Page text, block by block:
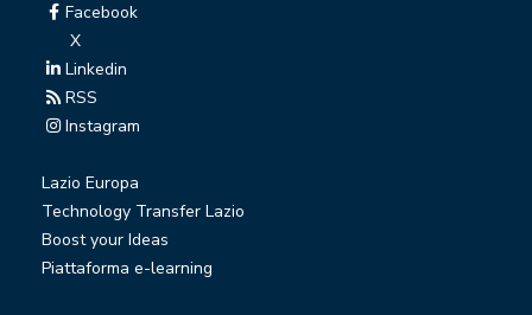
Facebook
X
Linkedin
RSS
Instagram
Lazio Europa
Technology Transfer Lazio
Boost your Ideas
Piattaforma e-learning